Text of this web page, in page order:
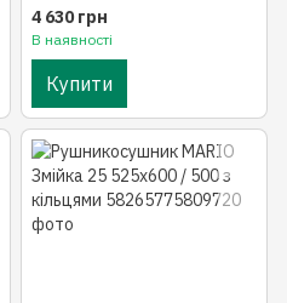
кільцями
4 630 грн
В наявності
Купити